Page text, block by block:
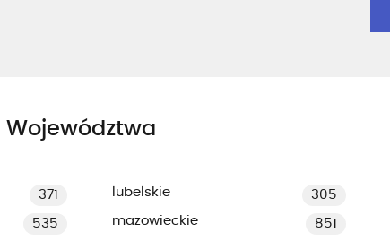
Województwa
371 lubelskie 305
535 mazowieckie 851